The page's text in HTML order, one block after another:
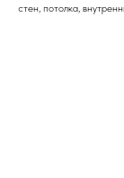
стен, потолка,